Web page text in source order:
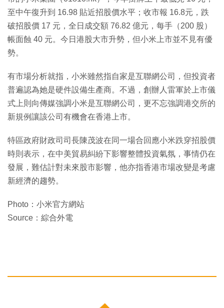
至中午復升到 16.98 貼近招股價水平；收市報 16.8元，跌
破招股價 17 元，全日成交額 76.82 億元，每手（200 股）
帳面蝕 40 元。今日港股大市升勢，但小米上市並不見有優
勢。
有市場分析就指，小米雖然指自家是互聯網公司，但投資者
普遍認為她是硬件設備生產商。不過，創辦人雷軍於上市儀
式上則向傳媒強調小米是互聯網公司，更不忘強調港交所的
新規例讓該公司有機會在香港上市。
特區政府財政司司長陳茂波在同一場合回應小米跌穿招股價
時則表示，在中美貿易糾紛下影響整體投資氣氛，事情仍在
發展，難估計對未來股市影響，他亦指香港市場改變是考慮
新經濟的趨勢。
Photo：小米官方網站
Source：綜合外電